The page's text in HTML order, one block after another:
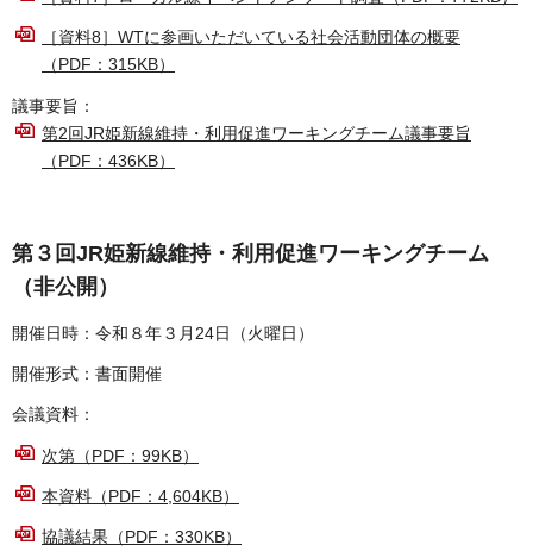
［資料8］WTに参画いただいている社会活動団体の概要
（PDF：315KB）
議事要旨：
第2回JR姫新線維持・利用促進ワーキングチーム議事要旨
（PDF：436KB）
第３回JR姫新線維持・利用促進ワーキングチーム
（非公開）
開催日時：令和８年３月24日（火曜日）
開催形式：書面開催
会議資料：
次第（PDF：99KB）
本資料（PDF：4,604KB）
協議結果（PDF：330KB）